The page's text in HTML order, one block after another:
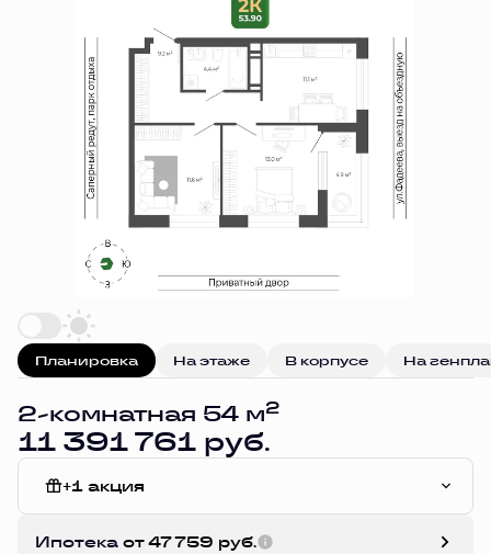
Планировка На этаже В корпусе На
2-комнатная 54 м2
11 391 761 руб.
+1 акция
Ипотека от 47 759 руб.